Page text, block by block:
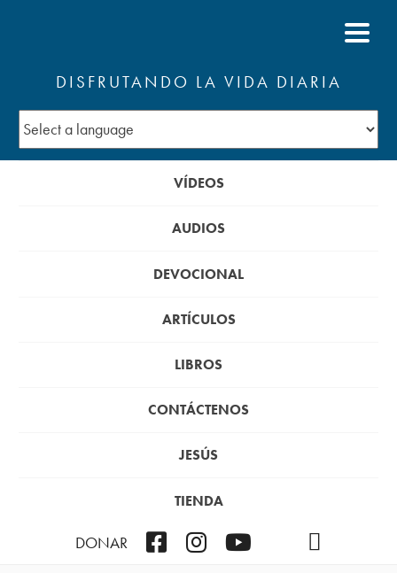
DISFRUTANDO LA VIDA DIARIA
VÍDEOS
AUDIOS
DEVOCIONAL
ARTÍCULOS
LIBROS
CONTÁCTENOS
JESÚS
TIENDA
DONAR FacebookInstagram